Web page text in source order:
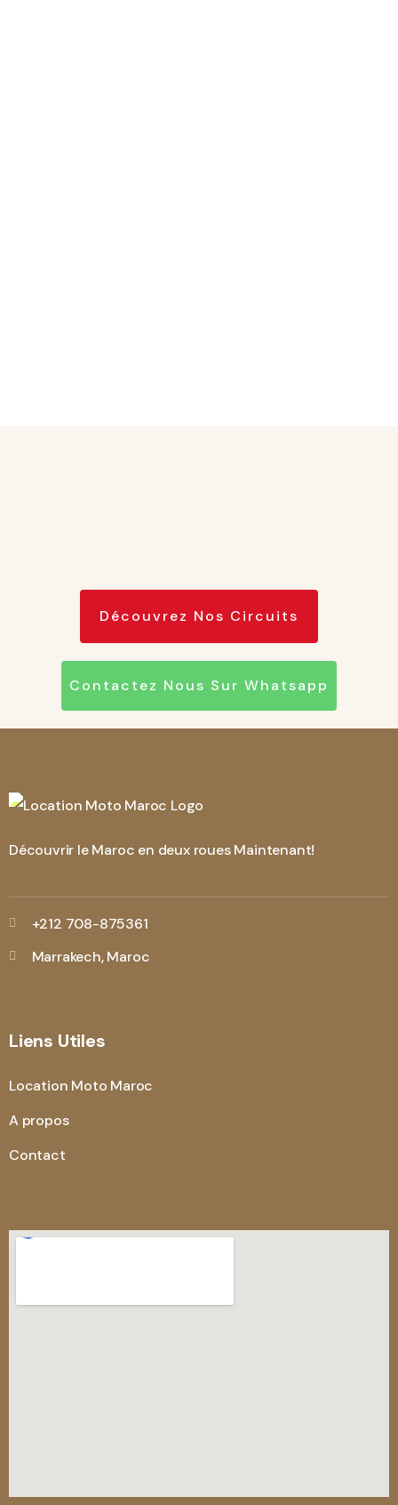
Découvrez Nos Circuits
Contactez Nous Sur Whatsapp
Découvrir le Maroc en deux roues Maintenant!
+212 708-875361
Marrakech, Maroc
Liens Utiles
Location Moto Maroc
A propos
Contact